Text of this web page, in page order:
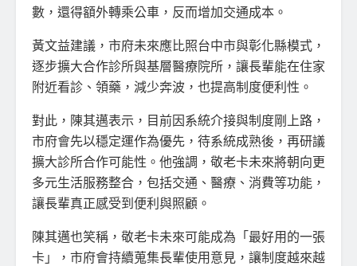
數，還得額外轉乘公車，反而增加交通成本。
黃文益建議，市府未來應比照台中市與彰化縣模式，
逐步擴大合作診所與基層醫療院所，讓長輩能在住家
附近看診、領藥，減少奔波，也提高制度便利性。
對此，陳其邁表示，目前因系統介接與制度剛上路，
市府會先以穩定運作為優先，待系統成熟後，再研議
擴大診所合作可能性。他強調，敬老卡未來將朝向更
多元生活服務整合，包括交通、醫療、消費等功能，
讓長輩真正感受到便利與照顧。
陳其邁也笑稱，敬老卡未來可能成為「最好用的一張
卡」，市府會持續蒐集長輩使用意見，讓制度越來越